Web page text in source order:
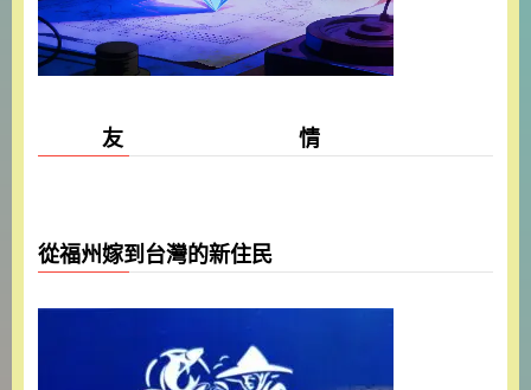
友 情
從福州嫁到台灣的新住民